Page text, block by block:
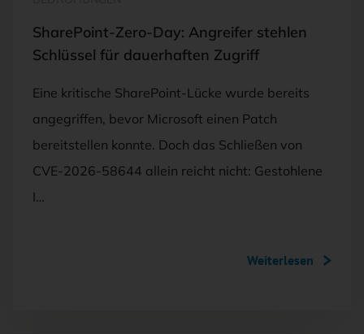
SharePoint-Zero-Day: Angreifer stehlen
Schlüssel für dauerhaften Zugriff
Eine kritische SharePoint-Lücke wurde bereits
angegriffen, bevor Microsoft einen Patch
bereitstellen konnte. Doch das Schließen von
CVE-2026-58644 allein reicht nicht: Gestohlene
I…
Weiterlesen